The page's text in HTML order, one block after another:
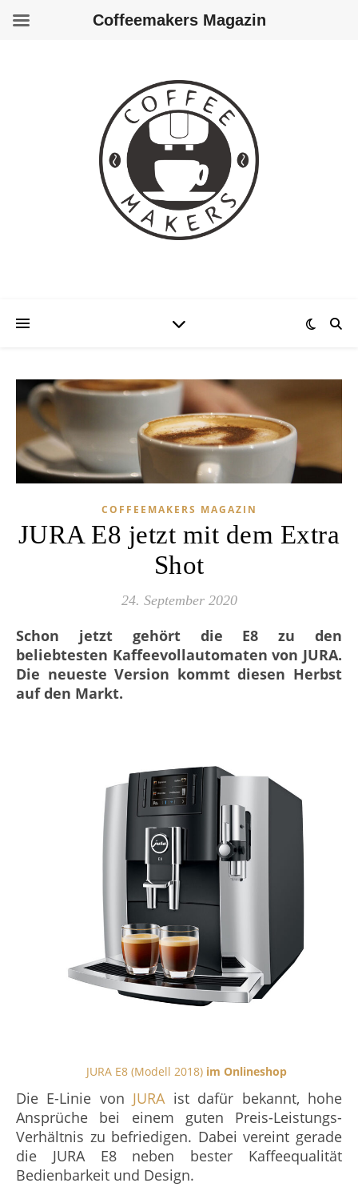
COFFEEMAKERS MAGAZIN
JURA E8 jetzt mit dem Extra
Shot
24. September 2020
Schon jetzt gehört die E8 zu den
beliebtesten Kaffeevollautomaten von JURA.
Die neueste Version kommt diesen Herbst
auf den Markt.
JURA E8 (Modell 2018) im Onlineshop
Die E-Linie von JURA ist dafür bekannt, hohe
Ansprüche bei einem guten Preis-Leistungs-
Verhältnis zu befriedigen. Dabei vereint gerade
die JURA E8 neben bester Kaffeequalität
Bedienbarkeit und Design.
Coffeemakers Magazin